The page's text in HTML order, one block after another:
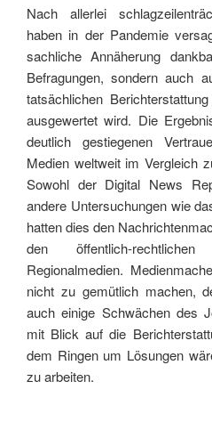
Nach allerlei
haben in der Pandemie
sachliche Annäherung
Befragungen, sondern auch
tatsächlichen
ausgewertet wird. Die
deutlich gestiegenen
Medien weltweit im Vergleich
Sowohl der Digital News
andere Untersuchungen wie
hatten dies den
den öffentlich-
Regionalmedien.
nicht zu gemütlich machen,
auch einige Schwächen des
mit Blick auf die
dem Ringen um Lösungen
zu arbeiten.